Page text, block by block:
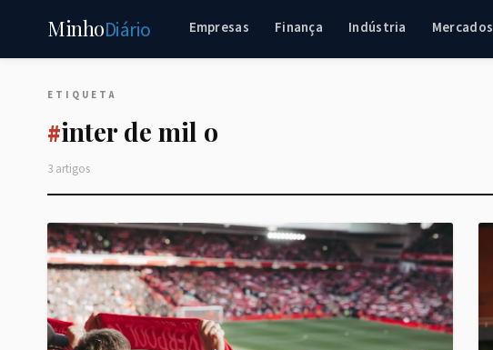
MinhoDiário Empresas Finança Indústria Mercados
ETIQUETA
#inter de mil o
3 artigos